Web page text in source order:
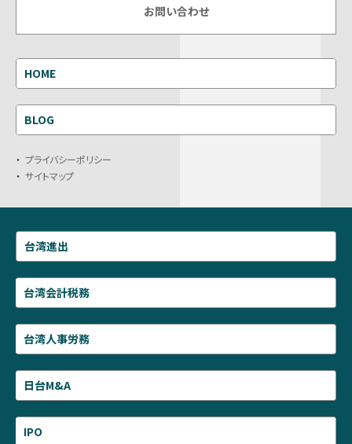
お問い合わせ
HOME
BLOG
プライバシーポリシー
サイトマップ
台湾進出
台湾会計税務
台湾人事労務
日台M&A
IPO